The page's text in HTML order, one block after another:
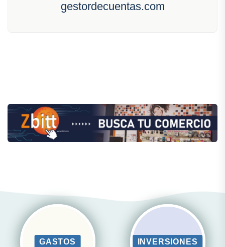
gestordecuentas.com
GASTOS INVERSIONES